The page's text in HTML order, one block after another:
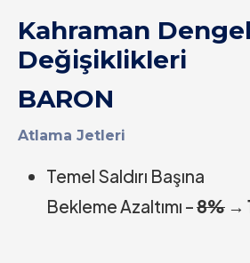
Kahraman
Değişiklikleri
BARON
Atlama Jetleri
Temel Saldırı Başına
Bekleme Azaltımı –8% →